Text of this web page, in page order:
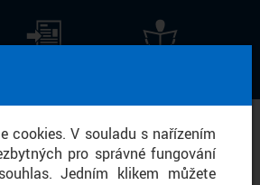
cookies. V souladu s nařízením
pro správné fungování
Jedním klikem můžete